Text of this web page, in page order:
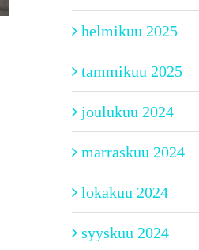
helmikuu 2025
tammikuu 2025
joulukuu 2024
marraskuu 2024
lokakuu 2024
syyskuu 2024